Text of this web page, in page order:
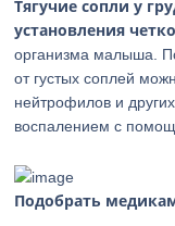
Тягучие сопли у
установления
организма малыша.
от густых соплей
нейтрофилов и
воспалением с
Подобрать